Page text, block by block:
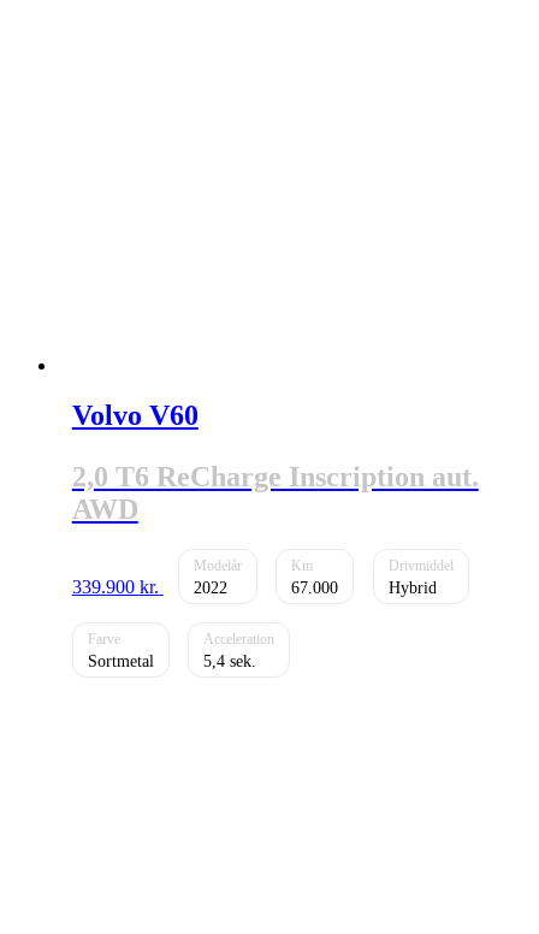
Volvo V60
2,0 T6 ReCharge Inscription aut.
AWD
339.900 kr. 2022 67.000 Hybrid
Sortmetal 5,4